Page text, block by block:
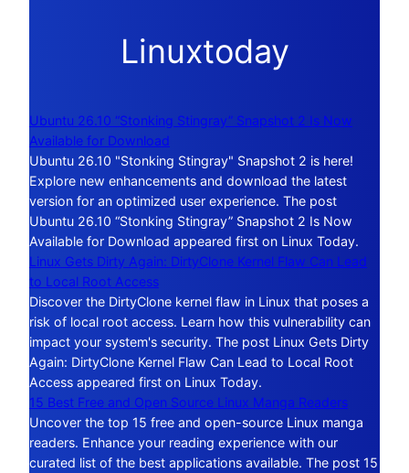
Linuxtoday
Ubuntu 26.10 “Stonking Stingray” Snapshot 2 Is Now
Available for Download
Ubuntu 26.10 "Stonking Stingray" Snapshot 2 is here!
Explore new enhancements and download the latest
version for an optimized user experience. The post
Ubuntu 26.10 “Stonking Stingray” Snapshot 2 Is Now
Available for Download appeared first on Linux Today.
Linux Gets Dirty Again: DirtyClone Kernel Flaw Can Lead
to Local Root Access
Discover the DirtyClone kernel flaw in Linux that poses a
risk of local root access. Learn how this vulnerability can
impact your system's security. The post Linux Gets Dirty
Again: DirtyClone Kernel Flaw Can Lead to Local Root
Access appeared first on Linux Today.
15 Best Free and Open Source Linux Manga Readers
Uncover the top 15 free and open-source Linux manga
readers. Enhance your reading experience with our
curated list of the best applications available. The post 15